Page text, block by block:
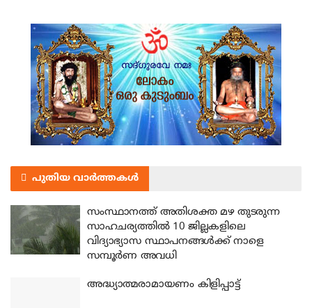
പുതിയ വാർത്തകൾ
സംസ്ഥാനത്ത് അതിശക്ത മഴ തുടരുന്ന
സാഹചര്യത്തിൽ 10 ജില്ലകളിലെ
വിദ്യാഭ്യാസ സ്ഥാപനങ്ങൾക്ക് നാളെ
സമ്പൂർണ അവധി
അദ്ധ്യാത്മരാമായണം കിളിപ്പാട്ട്